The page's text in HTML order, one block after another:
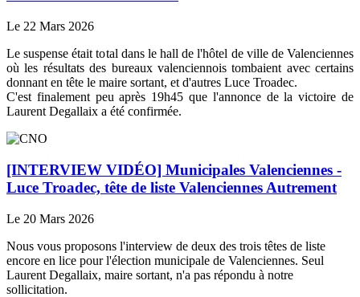
Le 22 Mars 2026
Le suspense était total dans le hall de l'hôtel de ville de Valenciennes
où les résultats des bureaux valenciennois tombaient avec certains
donnant en tête le maire sortant, et d'autres Luce Troadec.
C'est finalement peu après 19h45 que l'annonce de la victoire de
Laurent Degallaix a été confirmée.
[INTERVIEW VIDÉO] Municipales Valenciennes -
Luce Troadec, tête de liste Valenciennes Autrement
Le 20 Mars 2026
Nous vous proposons l'interview de deux des trois têtes de liste
encore en lice pour l'élection municipale de Valenciennes. Seul
Laurent Degallaix, maire sortant, n'a pas répondu à notre
sollicitation.